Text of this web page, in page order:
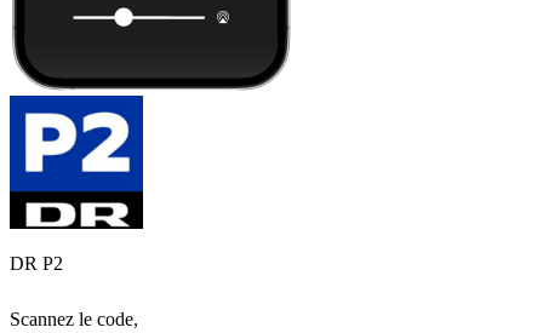
DR P2
Scannez le code,